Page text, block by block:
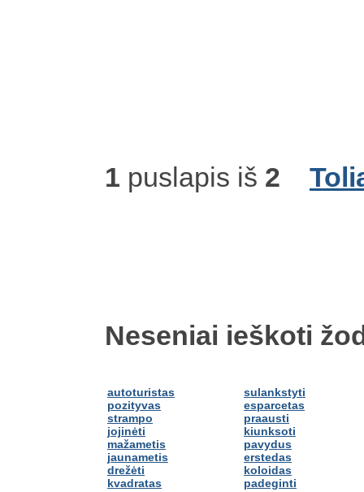
1 puslapis iš 2
Neseniai ieškoti
autoturistas
pozityvas
strampo
jojinėti
mažametis
jaunametis
drežėti
kvadratas
sulankstyti
esparcetas
praausti
kiunksoti
pavydus
erstedas
koloidas
padeginti